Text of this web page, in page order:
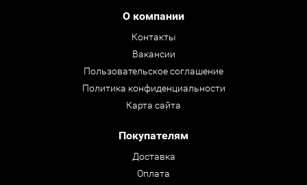
О компании
Контакты
Вакансии
Пользовательское соглашение
Политика конфиденциальности
Карта сайта
Покупателям
Доставка
Оплата